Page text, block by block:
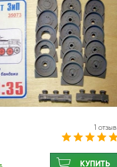
1 отзыв
КУПИТЬ